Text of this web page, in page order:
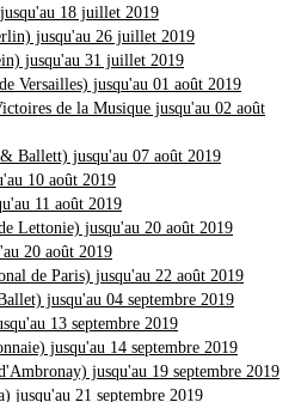
18 juillet 2019
jusqu'au 26 juillet 2019
jusqu'au 31 juillet 2019
Versailles) jusqu'au 01 août 2019
de la Musique jusqu'au 02 août
Ballett) jusqu'au 07 août 2019
10 août 2019
11 août 2019
Lettonie) jusqu'au 20 août 2019
20 août 2019
de Paris) jusqu'au 22 août 2019
jusqu'au 04 septembre 2019
13 septembre 2019
jusqu'au 14 septembre 2019
jusqu'au 19 septembre 2019
jusqu'au 21 septembre 2019